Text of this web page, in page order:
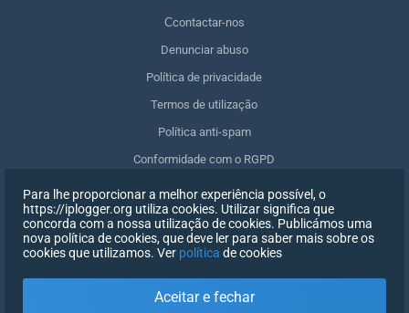
Сcontactar-nos
Denunciar abuso
Política de privacidade
Termos de utilização
Política anti-spam
Conformidade com o RGPD
Apagar os meus dados
Retirar o consentimento
Para lhe proporcionar a melhor experiência possível, o
https://iplogger.org utiliza cookies. Utilizar significa que
concorda com a nossa utilização de cookies. Publicámos uma
nova política de cookies, que deve ler para saber mais sobre os
cookies que utilizamos. Ver política de cookies
Aceitar e fechar